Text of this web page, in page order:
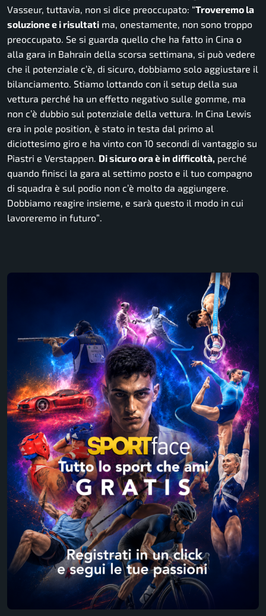
Vasseur, tuttavia, non si dice preoccupato: “Troveremo la
soluzione e i risultati ma, onestamente, non sono troppo
preoccupato. Se si guarda quello che ha fatto in Cina o
alla gara in Bahrain della scorsa settimana, si può vedere
che il potenziale c’è, di sicuro, dobbiamo solo aggiustare il
bilanciamento. Stiamo lottando con il setup della sua
vettura perché ha un effetto negativo sulle gomme, ma
non c’è dubbio sul potenziale della vettura. In Cina Lewis
era in pole position, è stato in testa dal primo al
diciottesimo giro e ha vinto con 10 secondi di vantaggio su
Piastri e Verstappen. Di sicuro ora è in difficoltà, perché
quando finisci la gara al settimo posto e il tuo compagno
di squadra è sul podio non c’è molto da aggiungere.
Dobbiamo reagire insieme, e sarà questo il modo in cui
lavoreremo in futuro”.